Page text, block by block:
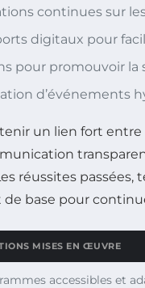
continues sur
digitaux pour
pour promouvoir
un lien fort
réussites
base pour
MISES EN ŒUVRE
accessibles et